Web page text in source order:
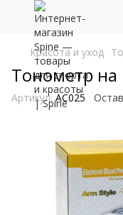
Красота и уход
Тонометр на
Артикул:AC025